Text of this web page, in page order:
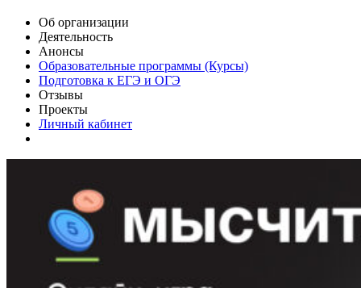
Об организации
Деятельность
Анонсы
Образовательные программы (Курсы)
Подготовка к ЕГЭ и ОГЭ
Отзывы
Проекты
Личный кабинет